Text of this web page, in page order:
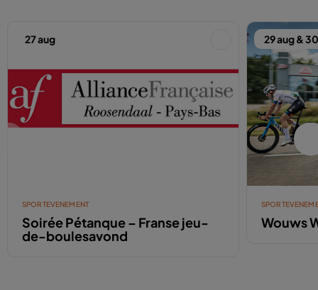
27 aug
SPORTEVENEMENT
Soirée Pétanque – Franse jeu-
de-boulesavond
29 aug &
Wouws